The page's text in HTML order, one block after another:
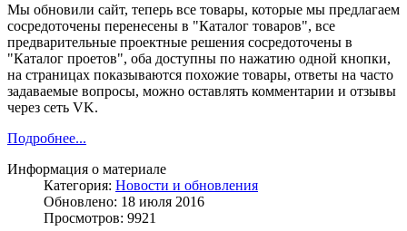
Мы обновили сайт, теперь все товары, которые мы предлагаем
сосредоточены перенесены в "Каталог товаров", все
предварительные проектные решения сосредоточены в
"Каталог проетов", оба доступны по нажатию одной кнопки,
на страницах показываются похожие товары, ответы на часто
задаваемые вопросы, можно оставлять комментарии и отзывы
через сеть VK.
Подробнее...
Информация о материале
Категория: Новости и обновления
Обновлено: 18 июля 2016
Просмотров: 9921